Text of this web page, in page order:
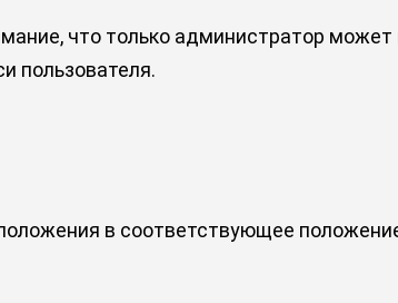
что только администратор
пользователя.
в соответствующее